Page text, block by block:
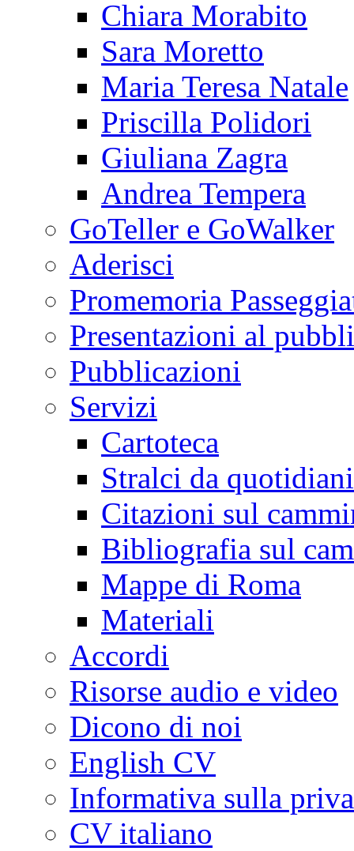
Chiara Morabito
Sara Moretto
Maria Teresa Natale
Priscilla Polidori
Giuliana Zagra
Andrea Tempera
GoTeller e GoWalker
Aderisci
Promemoria
Presentazioni al
Pubblicazioni
Servizi
Cartoteca
Stralci da
Citazioni sul
Bibliografia sul
Mappe di Roma
Materiali
Accordi
Risorse audio e video
Dicono di noi
English CV
Informativa sulla
CV italiano